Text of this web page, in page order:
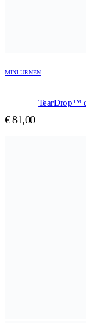
MINI-URNEN
TearDrop™
€81,00